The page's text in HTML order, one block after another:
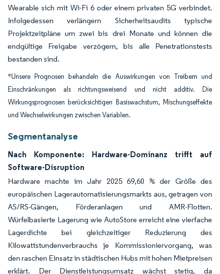
Wearable sich mit Wi-Fi 6 oder einem privaten 5G verbindet.
Infolgedessen verlängern Sicherheitsaudits typische
Projektzeitpläne um zwei bis drei Monate und können die
endgültige Freigabe verzögern, bis alle Penetrationstests
bestanden sind.
*Unsere Prognosen behandeln die Auswirkungen von Treibern und
Einschränkungen als richtungsweisend und nicht additiv. Die
Wirkungsprognosen berücksichtigen Basiswachstum, Mischungseffekte
und Wechselwirkungen zwischen Variablen.
Segmentanalyse
Nach Komponente: Hardware-Dominanz trifft auf
Software-Disruption
Hardware machte im Jahr 2025 69,60 % der Größe des
europäischen Lagerautomatisierungsmarkts aus, getragen von
AS/RS-Gängen, Förderanlagen und AMR-Flotten.
Würfelbasierte Lagerung wie AutoStore erreicht eine vierfache
Lagerdichte bei gleichzeitiger Reduzierung des
Kilowattstundenverbrauchs je Kommissioniervorgang, was
den raschen Einsatz in städtischen Hubs mit hohen Mietpreisen
erklärt. Der Dienstleistungsumsatz wächst stetig, da